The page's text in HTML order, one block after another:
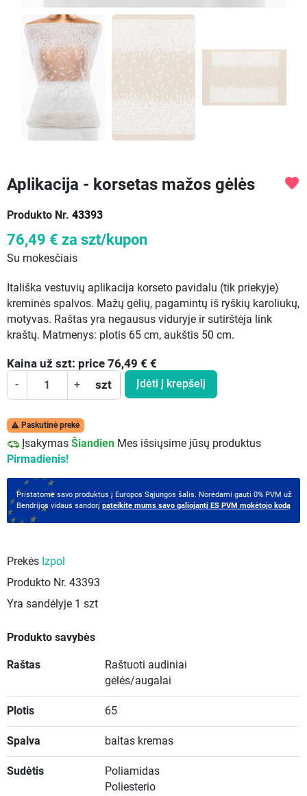
Aplikacija - korsetas mažos gėlės
Produkto Nr. 43393
favorite
76,49 € za szt/kupon
Su mokesčiais
Itališka vestuvių aplikacija korseto pavidalu (tik priekyje)
kreminės spalvos. Mažų gėlių, pagamintų iš ryškių karoliukų,
motyvas. Raštas yra negausus viduryje ir sutirštėja link
kraštų. Matmenys: plotis 65 cm, aukštis 50 cm.
Kaina už szt: price 76,49 € €
- + szt Įdėti į krepšelį
 Paskutinė prekė
Įsakymas Šiandien Mes išsiųsime jūsų produktus
Pirmadienis!
Pristatome savo produktus į Europos Sąjungos šalis. Norėdami gauti 0% PVM už
Bendrijos vidaus sandorį pateikite mums savo galiojantį ES PVM mokėtojo kodą
Prekės Izpol
Produkto Nr. 43393
Yra sandėlyje 1 szt
Produkto savybės
Raštas
Raštuoti audiniai
gėlės/augalai
Plotis 65
Spalva baltas kremas
Sudėtis
Poliamidas
Poliesterio